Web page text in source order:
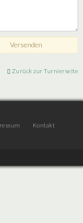
Zurück zur Turnierseite
Kontakt